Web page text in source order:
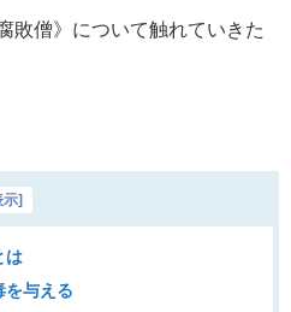
敗僧》について触れていきた
示
は
を与える